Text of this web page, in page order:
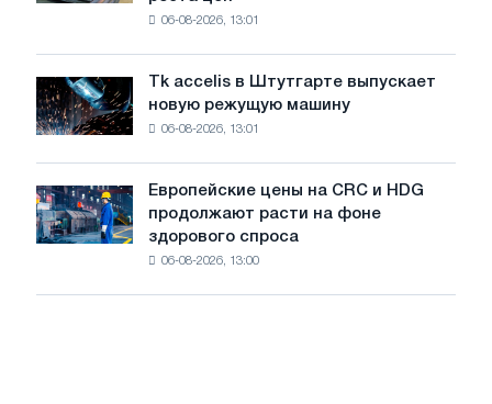
года
несмотря
на
замедление
роста
цен
06-08-2026, 13:01
Tk
accelis
в
новую
режущую
Tk accelis в Штутгарте выпускает
новую режущую машину
06-08-2026, 13:01
Европейские
цены
на
Европейские цены на CRC и HDG
продолжают расти на фоне
здорового спроса
06-08-2026, 13:00